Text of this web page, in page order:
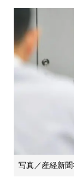
写真／産経新聞